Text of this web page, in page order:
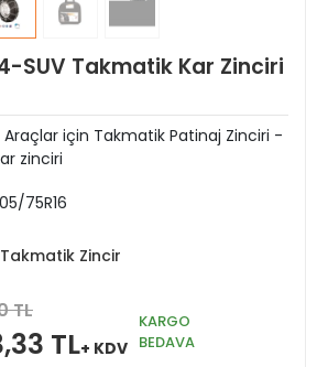
SUV Takmatik Kar Zinciri
için Takmatik Patinaj Zinciri -
zinciri
75R16
Zincir
TL
TL+ KDV
KARGO
BEDAVA